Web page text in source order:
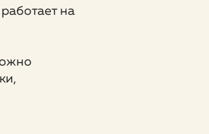
на